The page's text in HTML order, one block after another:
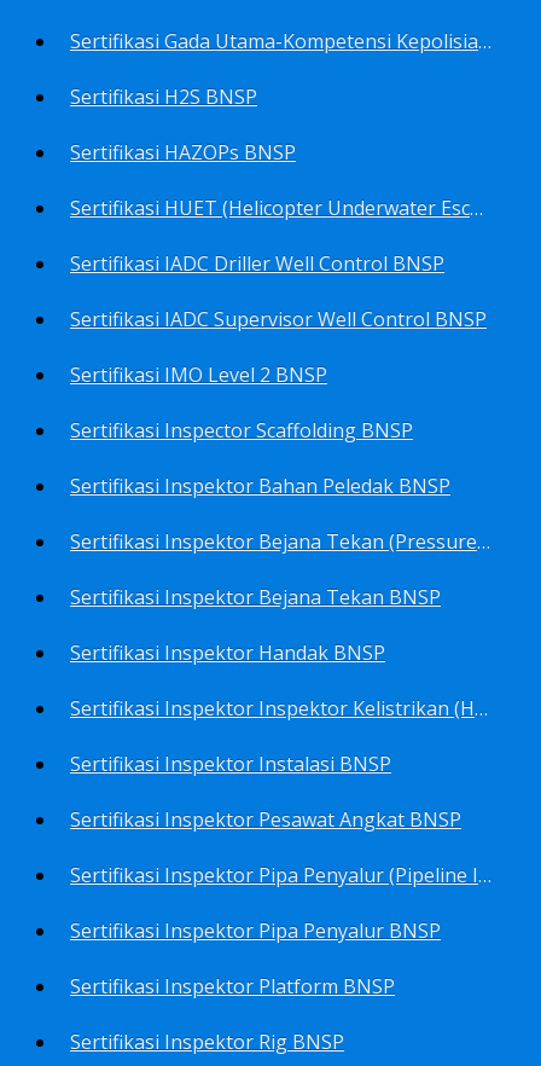
Sertifikasi Gada Utama-Kompetensi Kepolisian Terbatas Sektor Industri Migas BNSP
Sertifikasi H2S BNSP
Sertifikasi HAZOPs BNSP
Sertifikasi HUET (Helicopter Underwater Escape Training) BNSP
Sertifikasi IADC Driller Well Control BNSP
Sertifikasi IADC Supervisor Well Control BNSP
Sertifikasi IMO Level 2 BNSP
Sertifikasi Inspector Scaffolding BNSP
Sertifikasi Inspektor Bahan Peledak BNSP
Sertifikasi Inspektor Bejana Tekan (Pressure Vessel Inspector) BNSP
Sertifikasi Inspektor Bejana Tekan BNSP
Sertifikasi Inspektor Handak BNSP
Sertifikasi Inspektor Inspektor Kelistrikan (Harga Khusus) BNSP
Sertifikasi Inspektor Instalasi BNSP
Sertifikasi Inspektor Pesawat Angkat BNSP
Sertifikasi Inspektor Pipa Penyalur (Pipeline Inspector) BNSP
Sertifikasi Inspektor Pipa Penyalur BNSP
Sertifikasi Inspektor Platform BNSP
Sertifikasi Inspektor Rig BNSP